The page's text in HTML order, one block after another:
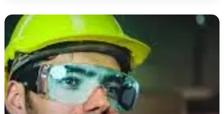
78
Persen
Pekerja
Tidak
Pakai
Kacamata
Safety
Saat
Bekerja